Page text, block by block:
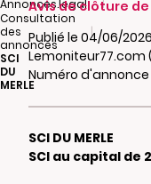
Annonces.legal
|
Consultation
des
annonces
|
SCI
DU
MERLE
Avis de clôture de
Publié le 04/06/
Lemoniteur77.com
Numéro d'annonce :
SCI DU MERLE
SCI au capital de